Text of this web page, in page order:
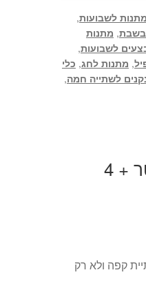
מתנות לשבועות,
בשבת, מתנות
לשבועות,
, מתנות לחג, כלי
לשתייה חמה,
מארז חליטה זכוכית הכולל קנקן 1.55 ליטר + 4
קפה ולא רק